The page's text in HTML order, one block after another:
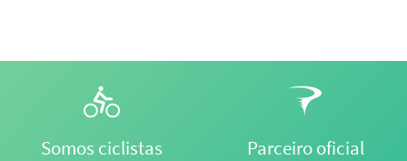
Somos ciclistas
Parceiro oficial